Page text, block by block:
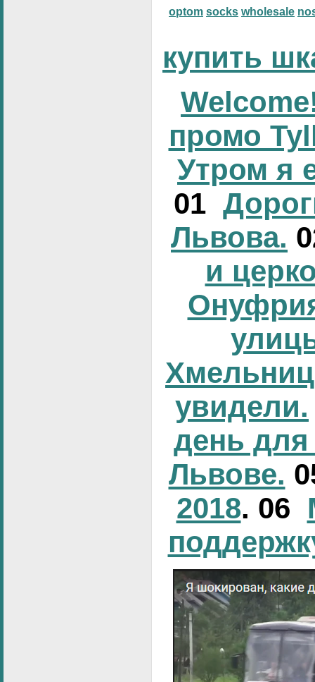
optom socks wholesale
купить
промо
Утром я
01
Львова.
и
увидели.
день для
Львове.
2018. 06